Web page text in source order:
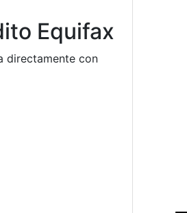
Equifax
directamente con